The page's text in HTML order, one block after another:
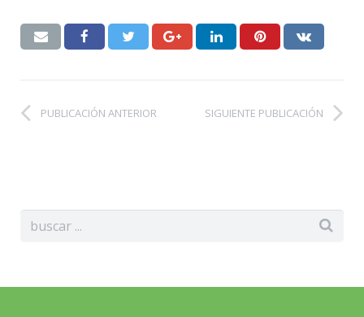
PUBLICACIÓN ANTERIOR SIGUIENTE PUBLICACIÓN